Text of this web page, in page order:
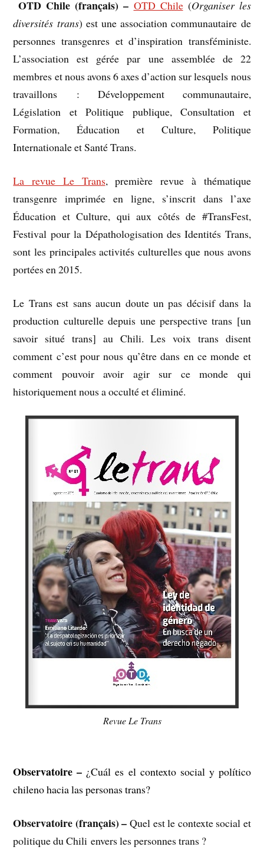
–OTD Chile (français) – OTD Chile(Organiser les
diversités trans) est une association communautaire de
personnes transgenres et d’inspiration transféministe.
L’association est gérée par une assemblée de 22
membres et nous avons 6 axes d’action sur lesquels nous
travaillons : Développement communautaire,
Législation et Politique publique, Consultation et
Formation, Éducation et Culture, Politique
Internationale et Santé Trans.
La revue Le Trans, première revue à thématique
transgenre imprimée en ligne, s’inscrit dans l’axe
Éducation et Culture, qui aux côtés de #TransFest,
Festival pour la Dépathologisation des Identités Trans,
sont les principales activités culturelles que nous avons
portées en 2015.
Le Trans est sans aucun doute un pas décisif dans la
production culturelle depuis une perspective trans [un
savoir situé trans] au Chili. Les voix trans disent
comment c’est pour nous qu’être dans en ce monde et
comment pouvoir avoir agir sur ce monde qui
historiquement nous a occulté et éliminé.
Revue Le Trans
Observatoire – ¿Cuál es el contexto social y político
chileno hacia las personas trans?
Observatoire (français) – Quel est le contexte social et
politique du Chili envers les personnes trans ?